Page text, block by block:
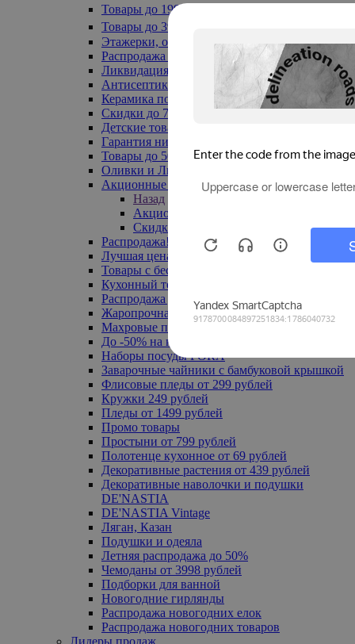
Товары до 199₽
Товары до 399₽
Этажерки, обувницы
Распродажа текстиля до -50%
Ликвидация до -70%
Антисептики
Керамика по 129 руб
Скидки до 70%
Детские товары
Гарантия низкой цены
Товары до 500 руб
Оливки и Лимоны
Акционные товары
Назад
Акционные товары
Скидка 20% по промокоду
Распродажа! Ульяновск до -70%
Лучшая цена
Товары с бесплатной доставкой
Кухонный текстиль
Распродажа до -50%
Жаропрочная посуда
Махровые полотенца
До -50% на ковры
Наборы посуды FORA
Заварочные чайники с бамбуковой крышкой
Флисовые пледы от 299 рублей
Кружки 249 рублей
Пледы от 1499 рублей
Промо товары
Простыни от 799 рублей
Полотенце кухонное от 69 рублей
Декоративные растения от 439 рублей
Декоративные наволочки и подушки
DE'NASTIA
DE'NASTIA Vintage
Ляган, Казан
Подушки и одеяла
Летняя распродажа до 50%
Чемоданы от 3998 рублей
Подборки для ванной
Новогодние гирлянды
Распродажа новогодних елок
Распродажа новогодних товаров
Лидеры продаж